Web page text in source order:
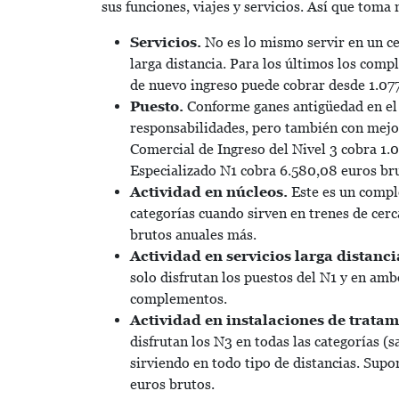
sus funciones, viajes y servicios. Así que
Servicios. No es lo mismo servir en un
larga distancia. Para los últimos los
de nuevo ingreso puede cobrar desde
Puesto. Conforme ganes antigüedad en
responsabilidades, pero también con
Comercial de Ingreso del Nivel 3 cobra
Especializado N1 cobra 6.580,08 euros
Actividad en núcleos. Este es un
categorías cuando sirven en trenes de
brutos anuales más.
Actividad en servicios larga
solo disfrutan los puestos del N1 y en
complementos.
Actividad en instalaciones de
disfrutan los N3 en todas las categorías
sirviendo en todo tipo de distancias.
euros brutos.